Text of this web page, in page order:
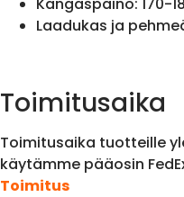
Laadukas ja
Toimitusaika
Toimitusaika tuotteille
käytämme pääosin
Toimitus